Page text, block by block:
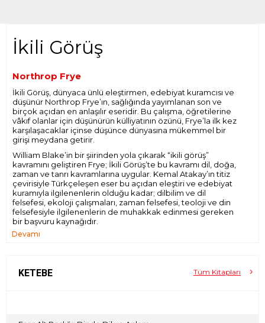
İkili Görüş
Northrop Frye
İkili Görüş , dünyaca ünlü eleştirmen, edebiyat kuramcısı ve
düşünür Northrop Frye’ın, sağlığında yayımlanan son ve
birçok açıdan en anlaşılır eseridir. Bu çalışma, öğretilerine
vâkıf olanlar için düşünürün külliyatının özünü, Frye’la ilk kez
karşılaşacaklar içinse düşünce dünyasına mükemmel bir
girişi meydana getirir.
William Blake’in bir şiirinden yola çıkarak “ikili görüş”
kavramını geliştiren Frye; İkili Görüş’te bu kavramı dil, doğa,
zaman ve tanrı kavramlarına uygular. Kemal Atakay’ın titiz
çevirisiyle Türkçeleşen eser bu açıdan eleştiri ve edebiyat
kuramıyla ilgilenenlerin olduğu kadar; dilbilim ve dil
felsefesi, ekoloji çalışmaları, zaman felsefesi, teoloji ve din
felsefesiyle ilgilenenlerin de muhakkak edinmesi gereken
bir başvuru kaynağıdır.
Devamı
KETEBE Tüm Kitapları